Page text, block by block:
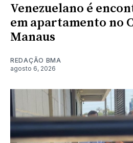
Venezuelano é
em apartamento no
Manaus
REDAÇÃO BMA
agosto 6, 2026